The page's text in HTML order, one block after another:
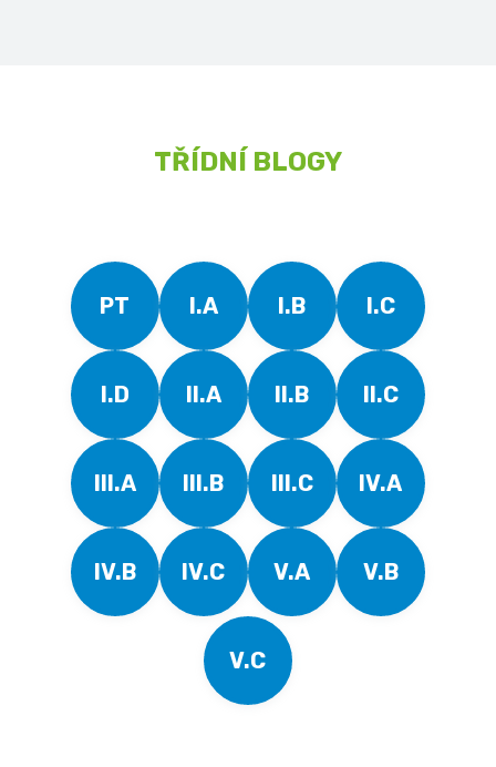
TŘÍDNÍ BLOGY
PT I.A I.B I.C
I.D II.A II.B II.C
III.A III.B III.C IV.A
IV.B IV.C V.A V.B
V.C